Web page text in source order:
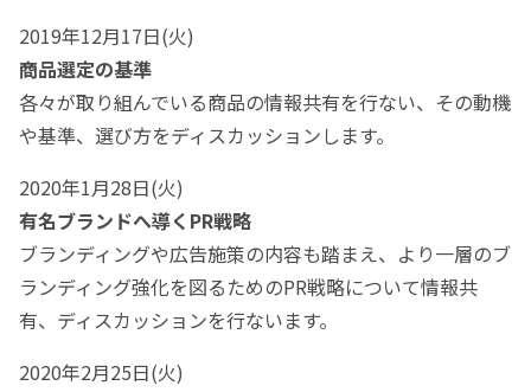
2019年12月17日(火)
商品選定の基準
各々が取り組んでいる商品の情報共有を行ない、その動機
や基準、選び方をディスカッションします。
2020年1月28日(火)
有名ブランドへ導くPR戦略
ブランディングや広告施策の内容も踏まえ、より一層のブ
ランディング強化を図るためのPR戦略について情報共
有、ディスカッションを行ないます。
2020年2月25日(火)